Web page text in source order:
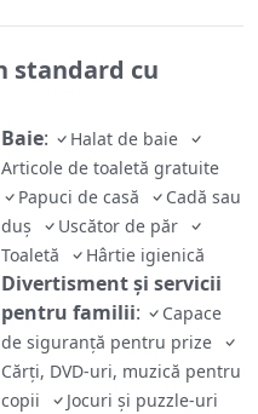
standard cu
Baie:
Halat de baie
Articole de toaletă gratuite
Papuci de casă
Cadă sau
duş
Uscător de păr
Toaletă
Hârtie igienică
Divertisment și servicii
pentru familii:
Capace
de siguranță pentru prize
Cărți, DVD-uri, muzică pentru
copii
Jocuri și puzzle-uri